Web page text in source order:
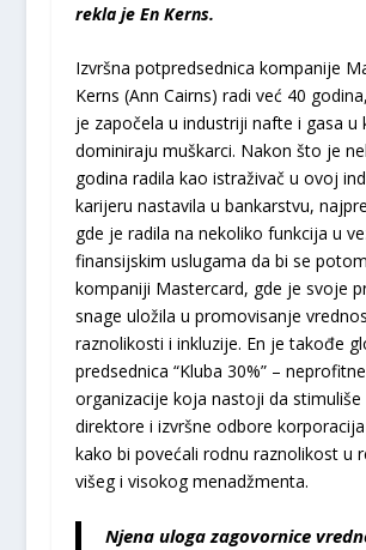
rekla je En Kerns.
Izvršna potpredsednica kompanije
Kerns (Ann Cairns) radi već 40
je započela u industriji nafte i gasa u
dominiraju muškarci. Nakon što je
godina radila kao istraživač u ovoj
karijeru nastavila u bankarstvu,
gde je radila na nekoliko funkcija u
finansijskim uslugama da bi se
kompaniji Mastercard, gde je svoje
snage uložila u promovisanje
raznolikosti i inkluzije. En je takođe
predsednica “Kluba 30%” – neprofitne
organizacije koja nastoji da
direktore i izvršne odbore
kako bi povećali rodnu raznolikost u
višeg i visokog menadžmenta.
Njena uloga zagovornice